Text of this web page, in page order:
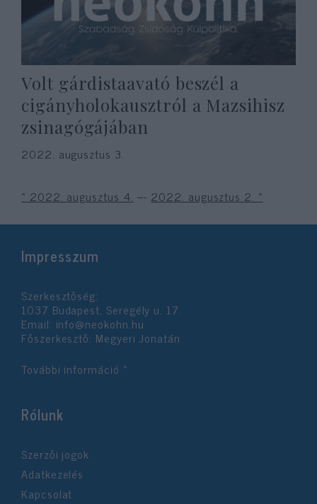
Volt gárdistaavató beszél a
cigányholokausztról a Mazsihisz
zsinagógájában
2022. augusztus 3.
« 2022. augusztus 4. --- 2022. augusztus 2. »
Impresszum
Szerkesztőség:
1037 Budapest, Seregély u. 17.
Email: info@neokohn.hu
Főszerkesztő: Megyeri Jonatán
További információ »
Rólunk
Szerzői jogok
Adatkezelés
Kapcsolat